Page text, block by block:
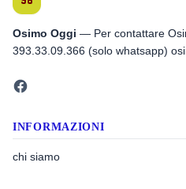
Osimo Oggi — Per contattare
393.33.09.366 (solo whatsapp)
INFORMAZIONI
chi siamo